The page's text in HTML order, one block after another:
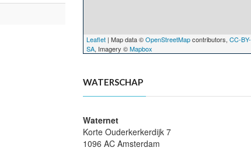
Leaflet | Map data ©OpenStreetMapcontributors,CC-BY-
SA, Imagery ©Mapbox
WATERSCHAP
Waternet
Korte Ouderkerkerdijk 7
1096 AC Amsterdam